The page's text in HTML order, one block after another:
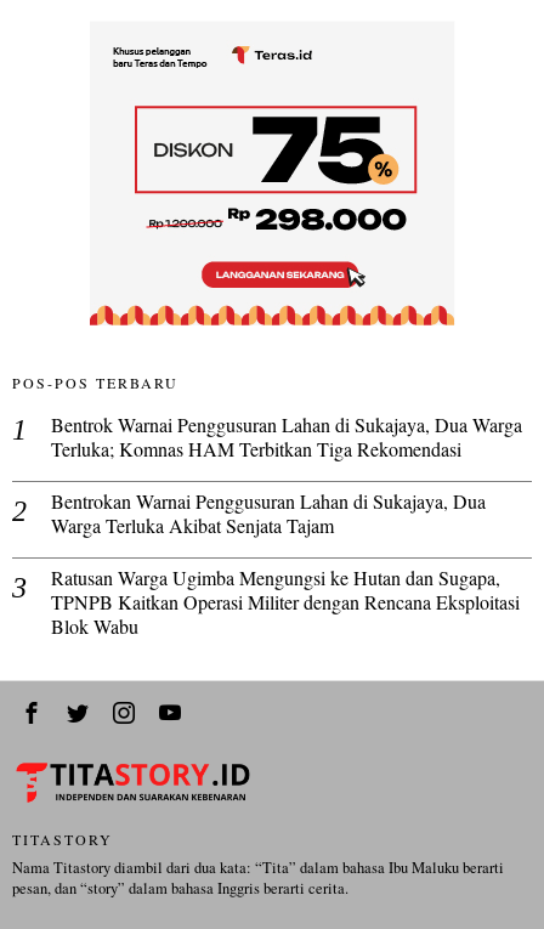
POS-POS TERBARU
Bentrok Warnai Penggusuran Lahan di Sukajaya, Dua Warga
Terluka; Komnas HAM Terbitkan Tiga Rekomendasi
Bentrokan Warnai Penggusuran Lahan di Sukajaya, Dua
Warga Terluka Akibat Senjata Tajam
Ratusan Warga Ugimba Mengungsi ke Hutan dan Sugapa,
TPNPB Kaitkan Operasi Militer dengan Rencana Eksploitasi
Blok Wabu
TITASTORY
Nama Titastory diambil dari dua kata: “Tita” dalam bahasa Ibu Maluku berarti
pesan, dan “story” dalam bahasa Inggris berarti cerita.